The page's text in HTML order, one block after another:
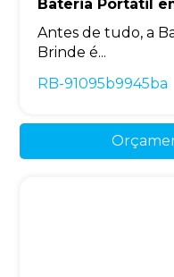
Bateria Portátil
Antes de tudo, a
Brinde é...
RB-91095b9945ba